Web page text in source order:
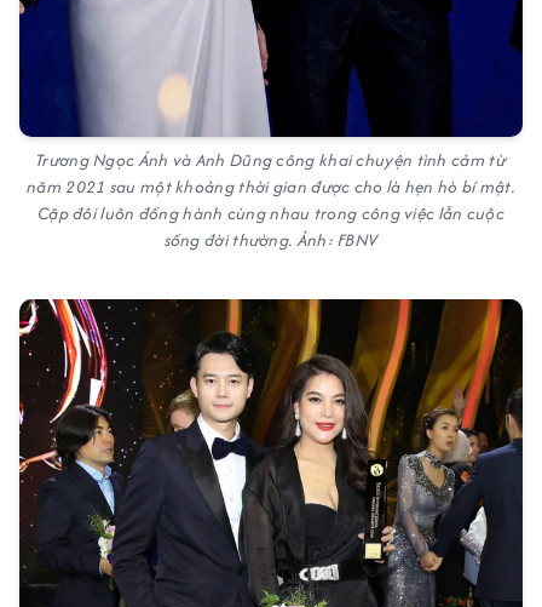
Trương Ngọc Ánh và Anh Dũng công khai chuyện tình cảm từ
năm 2021 sau một khoảng thời gian được cho là hẹn hò bí mật.
Cặp đôi luôn đồng hành cùng nhau trong công việc lẫn cuộc
sống đời thường. Ảnh: FBNV